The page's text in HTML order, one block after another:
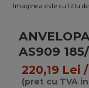
Imaginea este cu titlu
AS909
220,19 Lei
(pret cu TVA